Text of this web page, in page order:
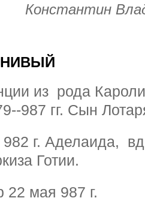
Константин
из рода
987 гг. Сын
г. Аделаида,
Готии.
22 мая 987 г.